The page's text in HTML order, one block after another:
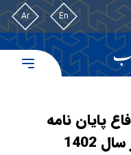
En
Ar
پایان نامه
1402